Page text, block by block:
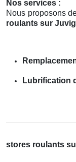
Nos services :
Nous proposons
roulants sur
Lubrification
stores roulants